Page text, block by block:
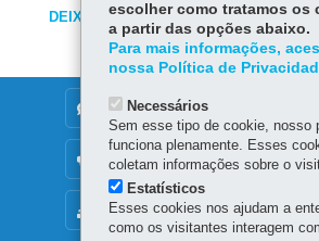
DEIXE SUA OPINIÃO
MAPA DO SITE
DENUNCIE CORRUPÇÃO
OUVIDORIA
escolher como tratamos os
a partir das opções abaixo.
Para mais informações,
nossa Política de
Necessários
Sem esse tipo de cookie, nosso
funciona plenamente. Esses
coletam informações sobre o
Estatísticos
Esses cookies nos ajudam a
como os visitantes interagem